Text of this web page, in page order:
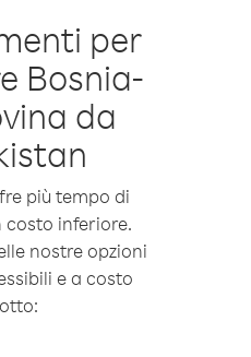
per
Bosnia-
da
più tempo di
inferiore.
nostre opzioni
e a costo